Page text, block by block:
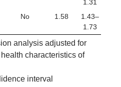
1.31
No 1.58
1.43–
1.73
analysis adjusted for
characteristics of
interval